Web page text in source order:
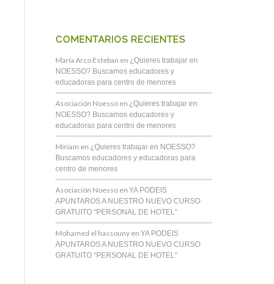
COMENTARIOS RECIENTES
María Arco Esteban en ¿Quieres trabajar en
NOESSO? Buscamos educadores y
educadoras para centro de menores
Asociación Noesso en ¿Quieres trabajar en
NOESSO? Buscamos educadores y
educadoras para centro de menores
Miriam en ¿Quieres trabajar en NOESSO?
Buscamos educadores y educadoras para
centro de menores
Asociación Noesso enYA PODEIS
APUNTAROS A NUESTRO NUEVO CURSO
GRATUITO “PERSONAL DE HOTEL”
Mohamed el hassouny enYA PODEIS
APUNTAROS A NUESTRO NUEVO CURSO
GRATUITO “PERSONAL DE HOTEL”